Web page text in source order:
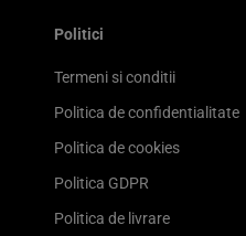
Politici
Termeni si conditii
Politica de confidentialitate
Politica de cookies
Politica GDPR
Politica de livrare